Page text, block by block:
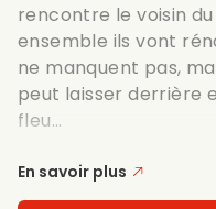
rencontre le voisin
ensemble ils vont
ne manquent pas,
peut laisser derrière
fleu...
En savoir plus